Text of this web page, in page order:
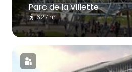
Parc de la Villette
627 m